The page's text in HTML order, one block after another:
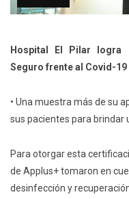
Hospital El Pilar logra
Seguro frente al Covid-19
• Una muestra más de su
sus pacientes para brindar
Para otorgar esta
de Applus+ tomaron en
desinfección y